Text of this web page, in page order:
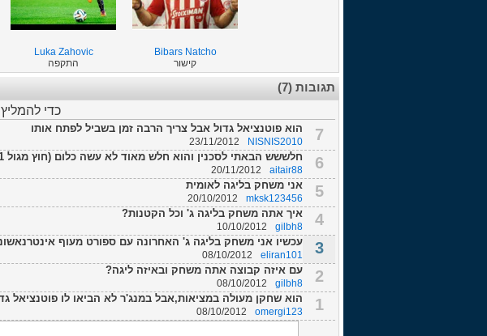
Bibars Natcho
קישור
Luka Zahovic
התקפה
תגובות (7)
כדי
7 הוא פוטנציאל גדול אבל צריך הרבה זמן בשביל לפתח אותו
NISNIS2010
23/11/2012
6 חלששש הבאתי לסכנין והוא חלש מאוד לא עשה כלום (חוץ מגול 1)
aitair88
20/11/2012
5 אני משחק בליגה לאומית
mksk123456
20/10/2012
4 איך אתה משחק בליגה ג' וכל הקטנות?
gilbh8
10/10/2012
3 עכשיו אני משחק בליגה ג' האחרונה עם ספורט מעוף
eliran101
08/10/2012
2 עם איזה קבוצה אתה משחק ובאיזה ליגה?
gilbh8
08/10/2012
1 הוא שחקן מעולה במציאות,אבל במנג'ר לא הביאו לו פוטנציאל
omergi123
08/10/2012